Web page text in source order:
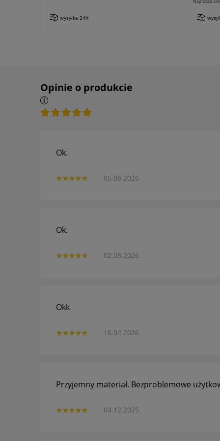
wysyłka 24h
Najniższa
Opinie o produkcie
05.08.2026
Ok.
02.08.2026
Ok.
16.04.2026
Okk
04.12.2025
Przyjemny materiał. Bezproblemowe